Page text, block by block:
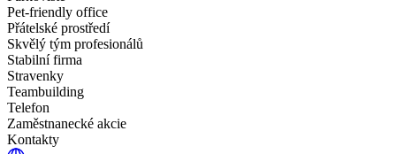
Pet-friendly office
Přátelské prostředí
Skvělý tým profesionálů
Stabilní firma
Stravenky
Teambuilding
Telefon
Zaměstnanecké akcie
Kontakty